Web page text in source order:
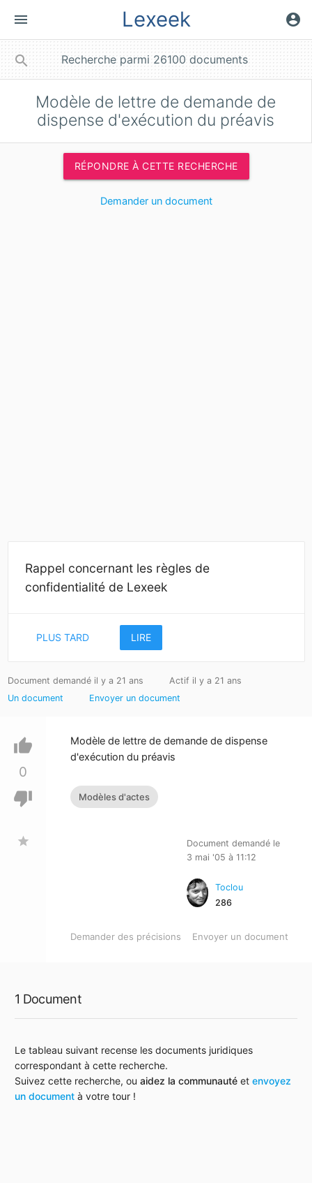
menu Lexeek account_circle
search
Modèle de lettre de demande de
dispense d'exécution du préavis
RÉPONDRE À CETTE RECHERCHE
Demander un document
Rappel concernant les règles de
confidentialité de Lexeek
PLUS TARD LIRE
Document demandé il y a 21 ans
Actif il y a 21 ans
Un document
Envoyer un document
thumb_up
0
thumb_down
star
Modèle de lettre de demande de dispense
d'exécution du préavis
Modèles d'actes
Document demandé le
3 mai '05 à 11:12
Toclou
286
Demander des précisions Envoyer un document
1 Document
Le tableau suivant recense les documents juridiques
correspondant à cette recherche.
Suivez cette recherche, ou aidez la communauté et envoyez
un document à votre tour !